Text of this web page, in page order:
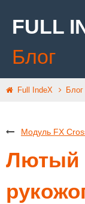
FULL
Блог
Full IndeX Блог
Модуль FX
Лютый